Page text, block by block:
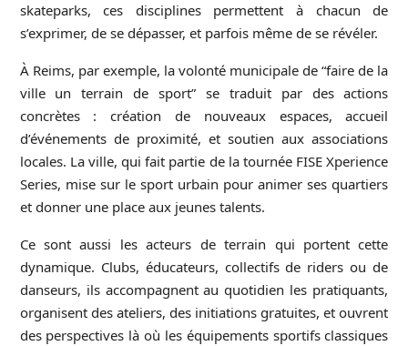
skateparks, ces disciplines permettent à chacun de
s’exprimer, de se dépasser, et parfois même de se révéler.
À Reims, par exemple, la volonté municipale de “faire de la
ville un terrain de sport” se traduit par des actions
concrètes : création de nouveaux espaces, accueil
d’événements de proximité, et soutien aux associations
locales. La ville, qui fait partie de la tournée FISE Xperience
Series, mise sur le sport urbain pour animer ses quartiers
et donner une place aux jeunes talents.
Ce sont aussi les acteurs de terrain qui portent cette
dynamique. Clubs, éducateurs, collectifs de riders ou de
danseurs, ils accompagnent au quotidien les pratiquants,
organisent des ateliers, des initiations gratuites, et ouvrent
des perspectives là où les équipements sportifs classiques